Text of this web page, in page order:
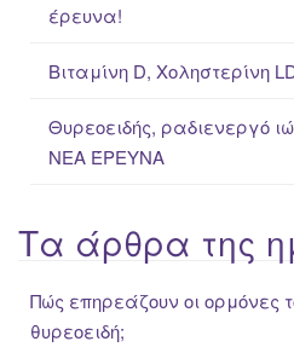
έρευνα!
Βιταμίνη D, Χοληστερίνη
Θυρεοειδής, ραδιενεργό
ΝΕΑ ΈΡΕΥΝΑ
Τα άρθρα της
Πώς επηρεάζουν οι ορμόνες
θυρεοειδή;